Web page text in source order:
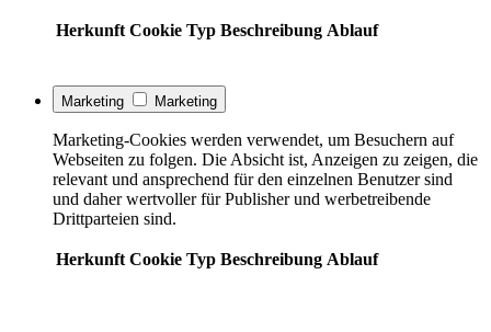
Herkunft Cookie Typ Beschreibung Ablauf
Marketing Marketing
Marketing-Cookies werden verwendet, um Besuchern auf
Webseiten zu folgen. Die Absicht ist, Anzeigen zu zeigen, die
relevant und ansprechend für den einzelnen Benutzer sind
und daher wertvoller für Publisher und werbetreibende
Drittparteien sind.
Herkunft Cookie Typ Beschreibung Ablauf